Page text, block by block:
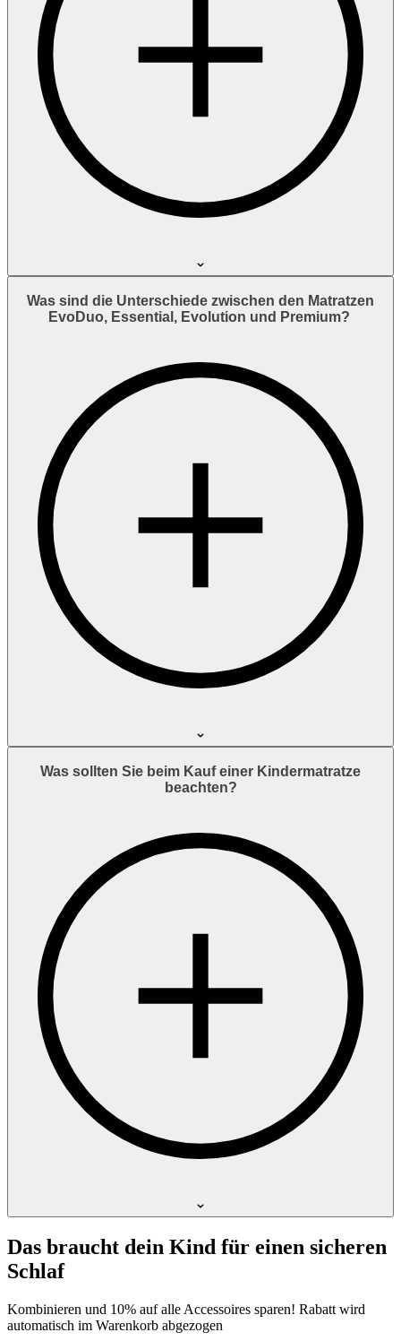
Was sind die Unterschiede zwischen den Matratzen
EvoDuo, Essential, Evolution und Premium?
Was sollten Sie beim Kauf einer Kindermatratze
beachten?
Das braucht dein Kind für einen sicheren
Schlaf
Kombinieren und 10% auf alle Accessoires sparen! Rabatt wird
automatisch im Warenkorb abgezogen